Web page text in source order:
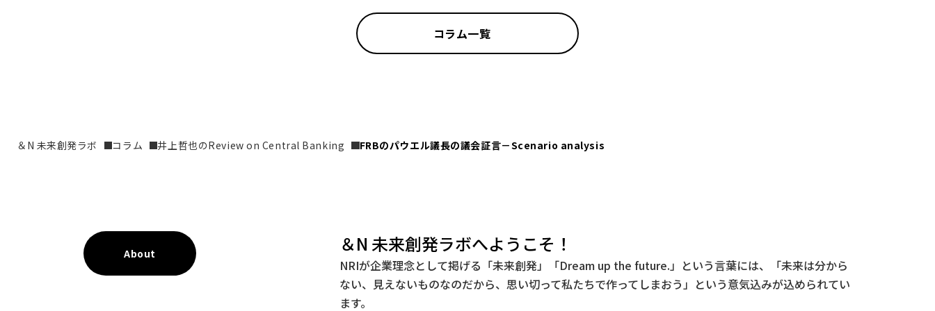
コラム一覧
＆N 未来創発ラボ コラム 井上哲也のReview on Central Banking FRBのパウエル議長の議会証言－Scenario analysis
About ＆N 未来創発ラボへようこそ！
NRIが企業理念として掲げる「未来創発」「Dream up the future.」という言葉には、「未来は分から
ない、見えないものなのだから、思い切って私たちで作ってしまおう」という意気込みが込められてい
ます。